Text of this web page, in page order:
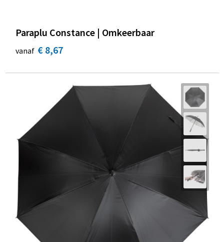
Paraplu Constance | Omkeerbaar
vanaf € 8,67